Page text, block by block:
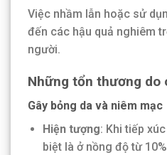
Việc nhầm lẫn hoặc sử
đến các hậu quả nghiêm
người.
Những tổn thương do
Gây bỏng da và niêm mạc
Hiện tượng: Khi tiếp
biệt là ở nồng độ từ